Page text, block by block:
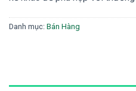
Danh mục: Bán Hàng